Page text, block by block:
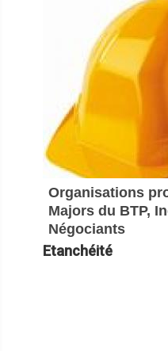
Organisations
Majors du BTP,
Négociants
Etanchéité